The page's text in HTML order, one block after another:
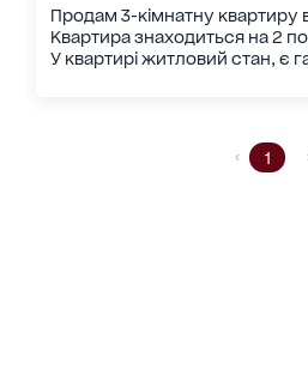
Продам 3-кімнатну квартиру в
Квартира знаходиться на 2
У квартирі житловий стан, є
1